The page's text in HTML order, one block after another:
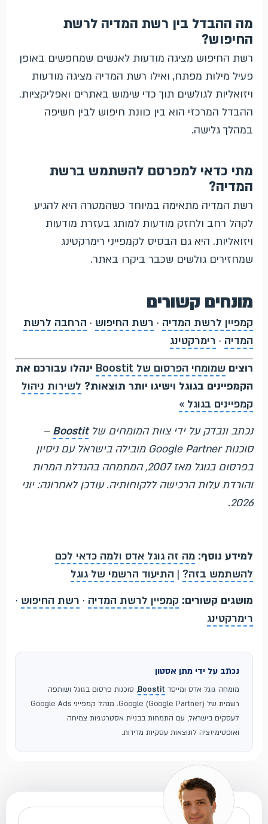
מה ההבדל בין רשת המדיה לרשת
החיפוש?
רשת החיפוש מציגה מודעות לאנשים שמחפשים באופן
פעיל מילות מפתח, ואילו רשת המדיה מציגה מודעות
ויזואליות לגולשים תוך כדי שימוש באתרים ואפליקציות.
ההבדל המרכזי הוא בין כוונת חיפוש לבין חשיפה
במהלך גלישה.
מתי כדאי למפרסם להשתמש ברשת
המדיה?
רשת המדיה מתאימה במיוחד כשהמטרה היא להגיע
לקהל רחב ולחזק מודעות למותג בעזרת מודעות
ויזואליות. היא גם הבסיס לקמפייני רימרקטינג
שמחזירים גולשים שכבר ביקרו באתר.
מונחים קשורים
קמפיין לרשת המדיה · רשת החיפוש · הרחבה לרשת
המדיה · רימרקטינג
רוצים שמומחי הפרסום של Boostit
ינהלו עבורכם את
הקמפיינים בגוגל וישיגו יותר תוצאות? לשירות ניהול
קמפיינים בגוגל »
נכתב ונבדק על ידי צוות המומחים שלBoostit
–
סוכנות Google Partner מובילה בישראל עם ניסיון
בפרסום בגוגל מאז 2007, המתמחה בהגדלת המרות
והורדת עלות הרכישה ללקוחותיה. עודכן לאחרונה: יוני
2026.
למידע נוסף: מה זה גוגל אדס ולמה כדאי לכם
להשתמש בזה? | התיעוד הרשמי של גוגל
מושגים קשורים: קמפיין לרשת המדיה · רשת החיפוש ·
רימרקטינג
נכתב על ידי מתן אסטון
מומחה גוגל אדס ומייסד Boostit, סוכנות פרסום בגוגל ושותפה
רשמית של Google (Google Partner). מנהל קמפייני Google Ads
לעסקים בישראל, עם התמחות בבניית אסטרטגיות צמיחה
ואופטימיזציה לתוצאות עסקיות מדידות.